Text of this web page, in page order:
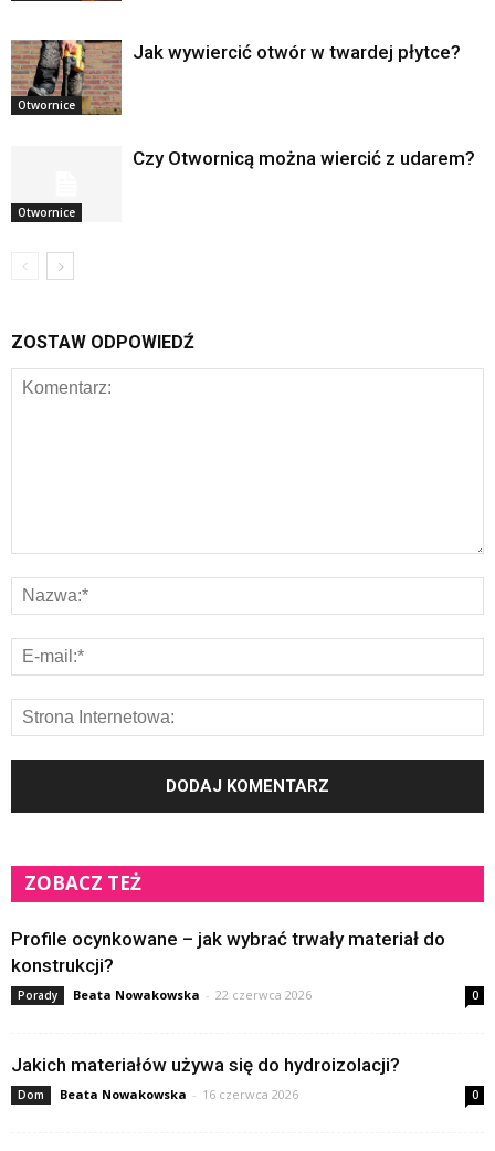
Otwornice
Jak wywiercić otwór w twardej płytce?
Otwornice
Czy Otwornicą można wiercić z udarem?
ZOSTAW ODPOWIEDŹ
ZOBACZ TEŻ
Profile ocynkowane – jak wybrać trwały materiał do
konstrukcji?
Porady Beata Nowakowska - 22 czerwca 2026 0
Jakich materiałów używa się do hydroizolacji?
Dom Beata Nowakowska - 16 czerwca 2026 0